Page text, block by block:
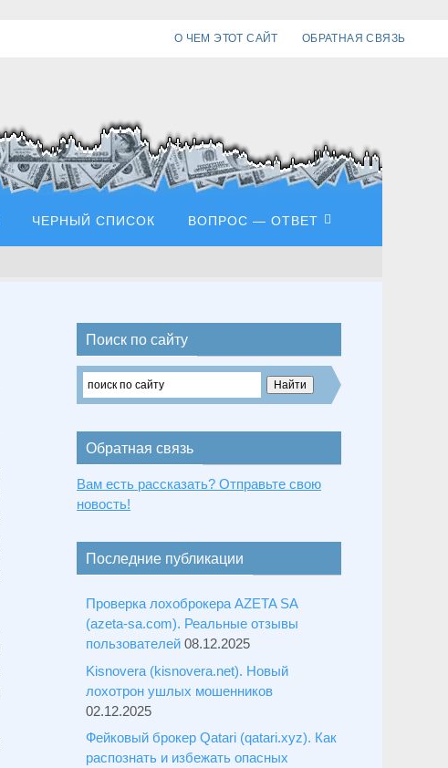
О ЧЕМ ЭТОТ САЙТ ОБРАТНАЯ СВЯЗЬ
ЧЕРНЫЙ СПИСОК ВОПРОС — ОТВЕТ
Поиск по сайту
Обратная связь
Вам есть рассказать? Отправьте свою
новость!
Последние публикации
Проверка лохоброкера AZETA SA
(azeta-sa.com). Реальные отзывы
пользователей 08.12.2025
Kisnovera (kisnovera.net). Новый
лохотрон ушлых мошенников
02.12.2025
Фейковый брокер Qatari (qatari.xyz). Как
распознать и избежать опасных